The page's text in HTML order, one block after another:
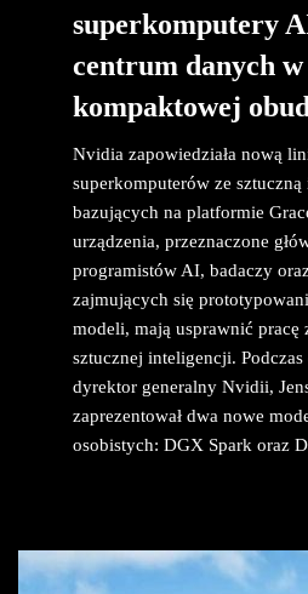
superkomputery
centrum danych w
kompaktowej
Nvidia zapowiedziała nową
superkomputerów ze
bazujących na platformie
urządzenia, przeznaczone
programistów AI, badaczy
zajmujących się
modeli, mają usprawnić pracę
sztucznej inteligencji.
dyrektor generalny Nvidii,
zaprezentował dwa nowe
osobistych: DGX Spark oraz